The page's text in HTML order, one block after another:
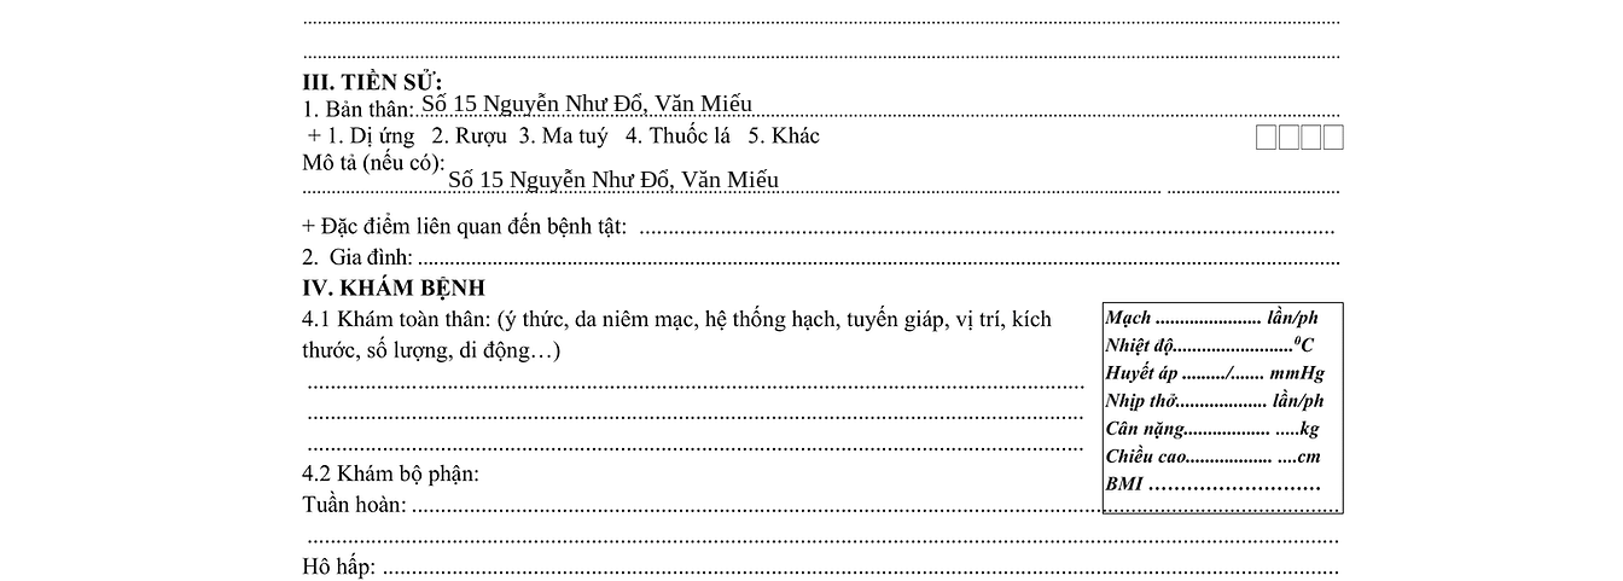
Số 15 Nguyễn Như Đổ, Văn Miếu​​​​
Số 15 Nguyễn Như Đổ, Văn Miếu​​​​